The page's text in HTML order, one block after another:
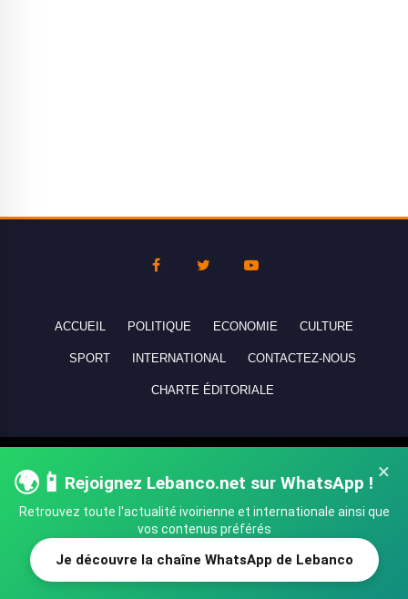
SHARE TWEET
×
🌍📱 Rejoignez Lebanco.net sur WhatsApp !
Retrouvez toute l'actualité ivoirienne et internationale ainsi que
vos contenus préférés
Je découvre la chaîne WhatsApp de Lebanco
ACCUEIL POLITIQUE ECONOMIE CULTURE
SPORT INTERNATIONAL CONTACTEZ-NOUS
CHARTE ÉDITORIALE
réservés - All rights reserved.